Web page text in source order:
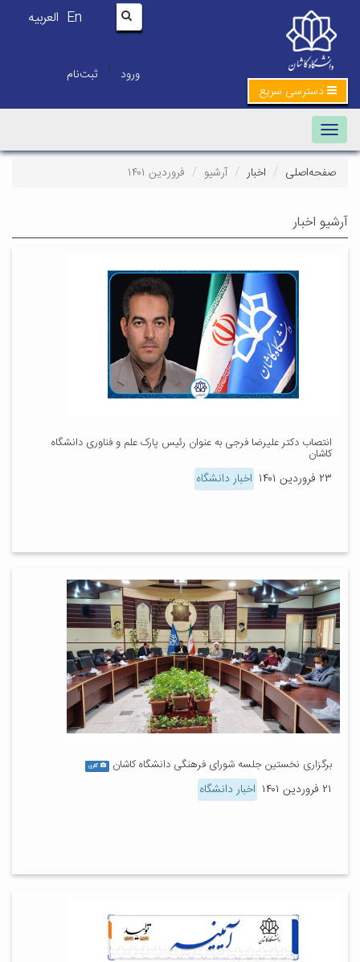
En العربیه
ورود | ثبت‌نام
دسترسی سریع
Toggle navigation
صفحه‌اصلی اخبار آرشیو فروردین ۱۴۰۱
آرشیو اخبار
انتصاب دکتر علیرضا فرجی به عنوان رئیس پارک علم و فناوری دانشگاه
کاشان
۲۳ فروردین ۱۴۰۱ اخبار دانشگاه
برگزاری نخستین جلسه شورای فرهنگی دانشگاه کاشان گالری
۲۱ فروردین ۱۴۰۱ اخبار دانشگاه